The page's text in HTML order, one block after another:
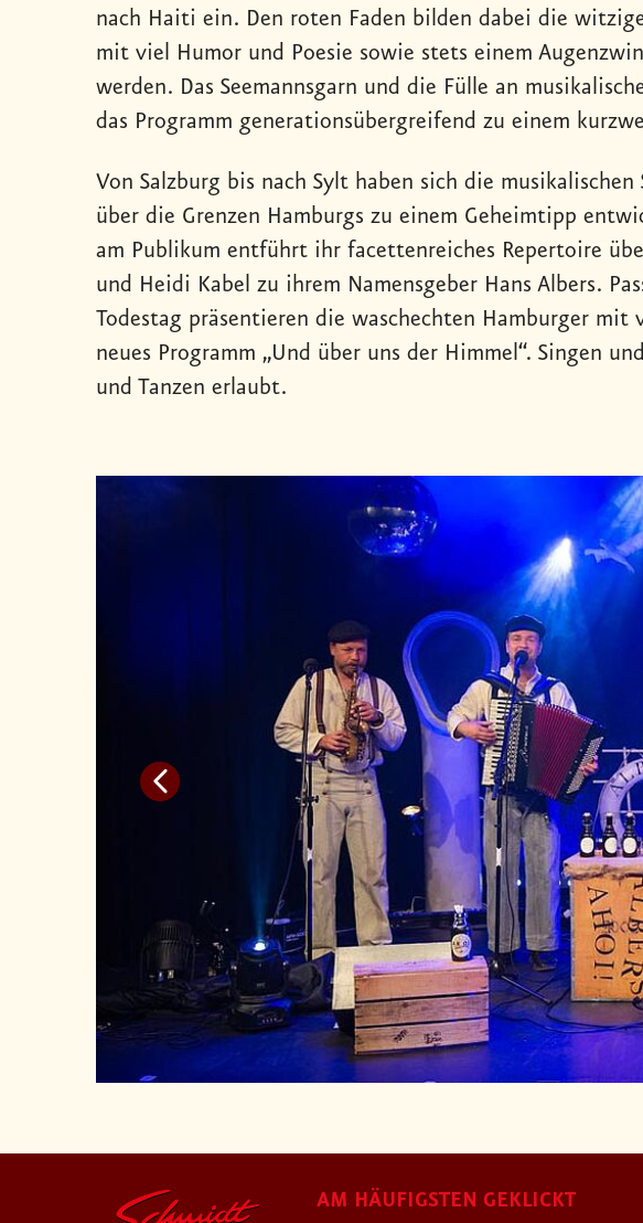
nach Haiti ein. Den roten Faden bilden dabei die
mit viel Humor und Poesie sowie stets einem
werden. Das Seemannsgarn und die Fülle an
das Programm generationsübergreifend zu einem
Von Salzburg bis nach Sylt haben sich die musikalischen
über die Grenzen Hamburgs zu einem Geheimtipp
am Publikum entführt ihr facettenreiches Repertoire
und Heidi Kabel zu ihrem Namensgeber Hans Albers.
Todestag präsentieren die waschechten Hamburger mit
neues Programm „Und über uns der Himmel“. Singen
und Tanzen erlaubt.
AM HÄUFIGSTEN GEKLICKT